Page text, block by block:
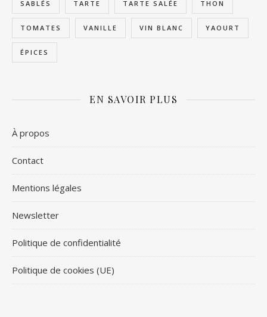
SABLÉS TARTE TARTE SALÉE THON
TOMATES VANILLE VIN BLANC YAOURT
ÉPICES
EN SAVOIR PLUS
À propos
Contact
Mentions légales
Newsletter
Politique de confidentialité
Politique de cookies (UE)